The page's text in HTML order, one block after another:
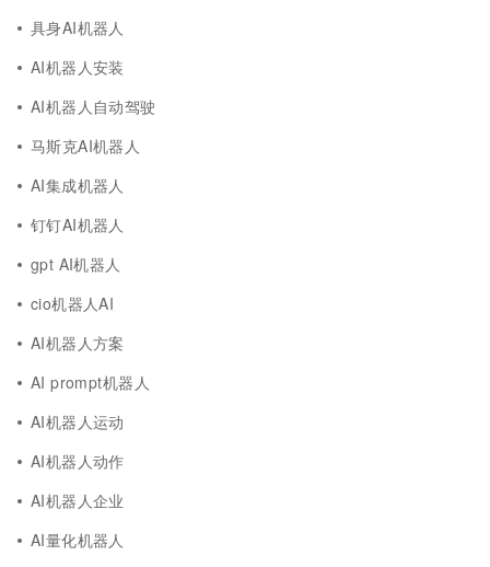
具身AI机器人
AI机器人安装
AI机器人自动驾驶
马斯克AI机器人
AI集成机器人
钉钉AI机器人
gpt AI机器人
cio机器人AI
AI机器人方案
AI prompt机器人
AI机器人运动
AI机器人动作
AI机器人企业
AI量化机器人